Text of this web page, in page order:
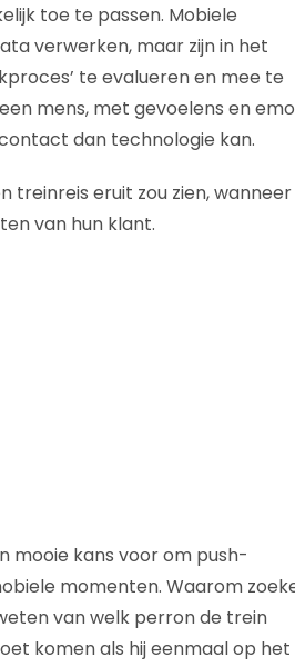
toe te passen. Mobiele
verwerken, maar zijn in het
te evalueren en mee te
mens, met gevoelens en
dan technologie kan.
treinreis eruit zou zien, wanneer
van hun klant.
mooie kans voor om push-
momenten. Waarom
van welk perron de trein
komen als hij eenmaal op het